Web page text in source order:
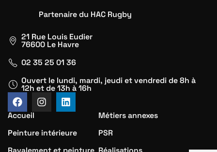
Partenaire du HAC Rugby
21 Rue Louis Eudier
76600 Le Havre
02 35 25 01 36
Ouvert le lundi, mardi, jeudi et vendredi de 8h à
12h et de 13h à 16h
Accueil
Peinture intérieure
Métiers annexes
PSR